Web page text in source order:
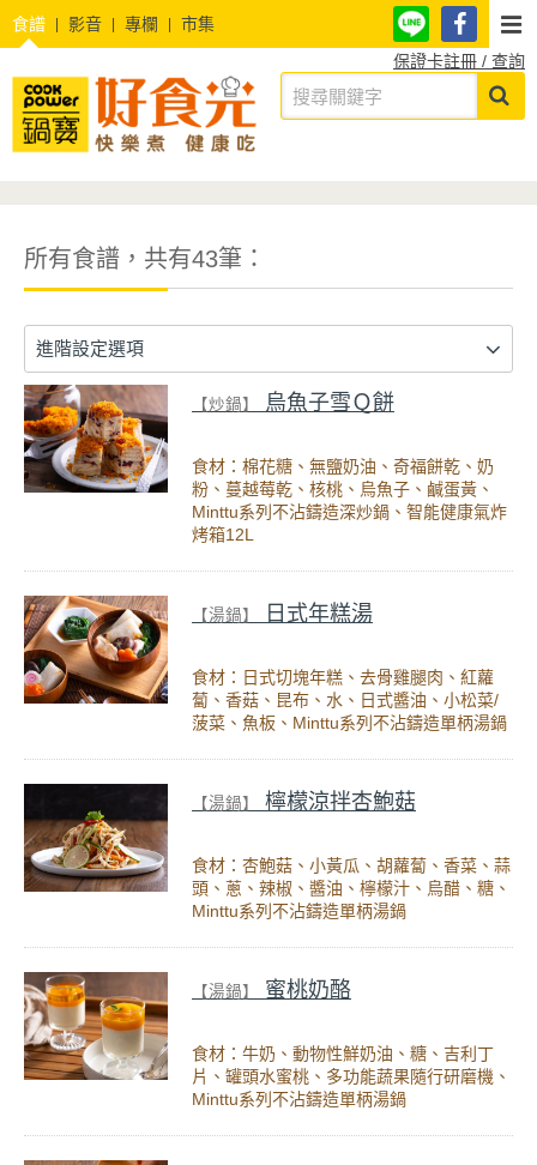
食譜 影音 專欄
市集
保證卡註冊 / 查詢
所有食譜，共有43筆：
進階設定選項
【炒鍋】 烏魚子雪Ｑ餅
食材：棉花糖、無鹽奶油、奇福餅乾、奶
粉、蔓越莓乾、核桃、烏魚子、鹹蛋黃、
Minttu系列不沾鑄造深炒鍋、智能健康氣炸
烤箱12L
【湯鍋】 日式年糕湯
食材：日式切塊年糕、去骨雞腿肉、紅蘿
蔔、香菇、昆布、水、日式醬油、小松菜/
菠菜、魚板、Minttu系列不沾鑄造單柄湯鍋
【湯鍋】 檸檬涼拌杏鮑菇
食材：杏鮑菇、小黃瓜、胡蘿蔔、香菜、蒜
頭、蔥、辣椒、醬油、檸檬汁、烏醋、糖、
Minttu系列不沾鑄造單柄湯鍋
【湯鍋】 蜜桃奶酪
食材：牛奶、動物性鮮奶油、糖、吉利丁
片、罐頭水蜜桃、多功能蔬果隨行研磨機、
Minttu系列不沾鑄造單柄湯鍋